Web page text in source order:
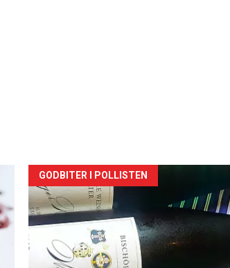
Forsiden
akkurat
nå
GODBITER I POLLISTEN